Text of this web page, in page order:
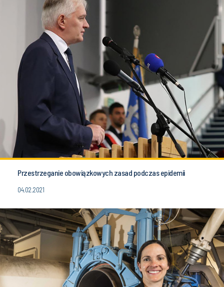
Przestrzeganie obowiązkowych zasad podczas epidemii
04.02.2021